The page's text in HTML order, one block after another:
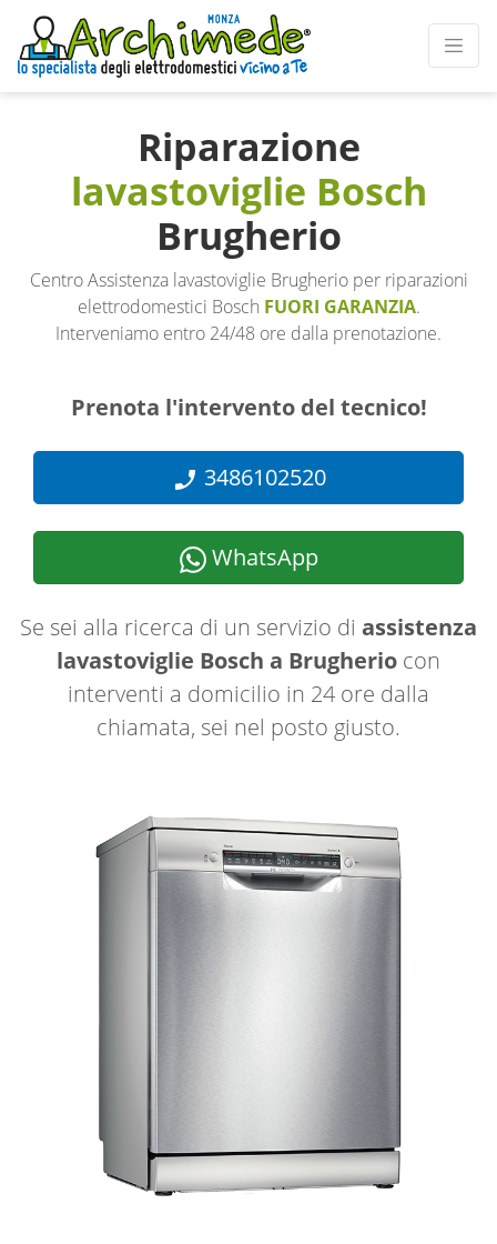
Riparazione
lavastoviglie Bosch
Brugherio
Centro Assistenza lavastoviglie Brugherio per riparazioni
elettrodomestici Bosch FUORI GARANZIA.
Interveniamo entro 24/48 ore dalla prenotazione.
Prenota l'intervento del tecnico!
3486102520
WhatsApp
Se sei alla ricerca di un servizio di assistenza
lavastoviglie Bosch a Brugherio con
interventi a domicilio in 24 ore dalla
chiamata, sei nel posto giusto.